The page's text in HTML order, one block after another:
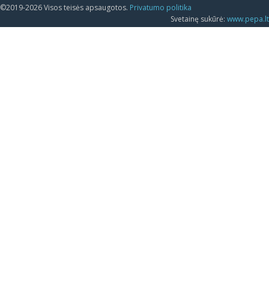
©2019-2026 Visos teisės apsaugotos. Privatumo politika
Svetainę sukūrė: www.pepa.lt